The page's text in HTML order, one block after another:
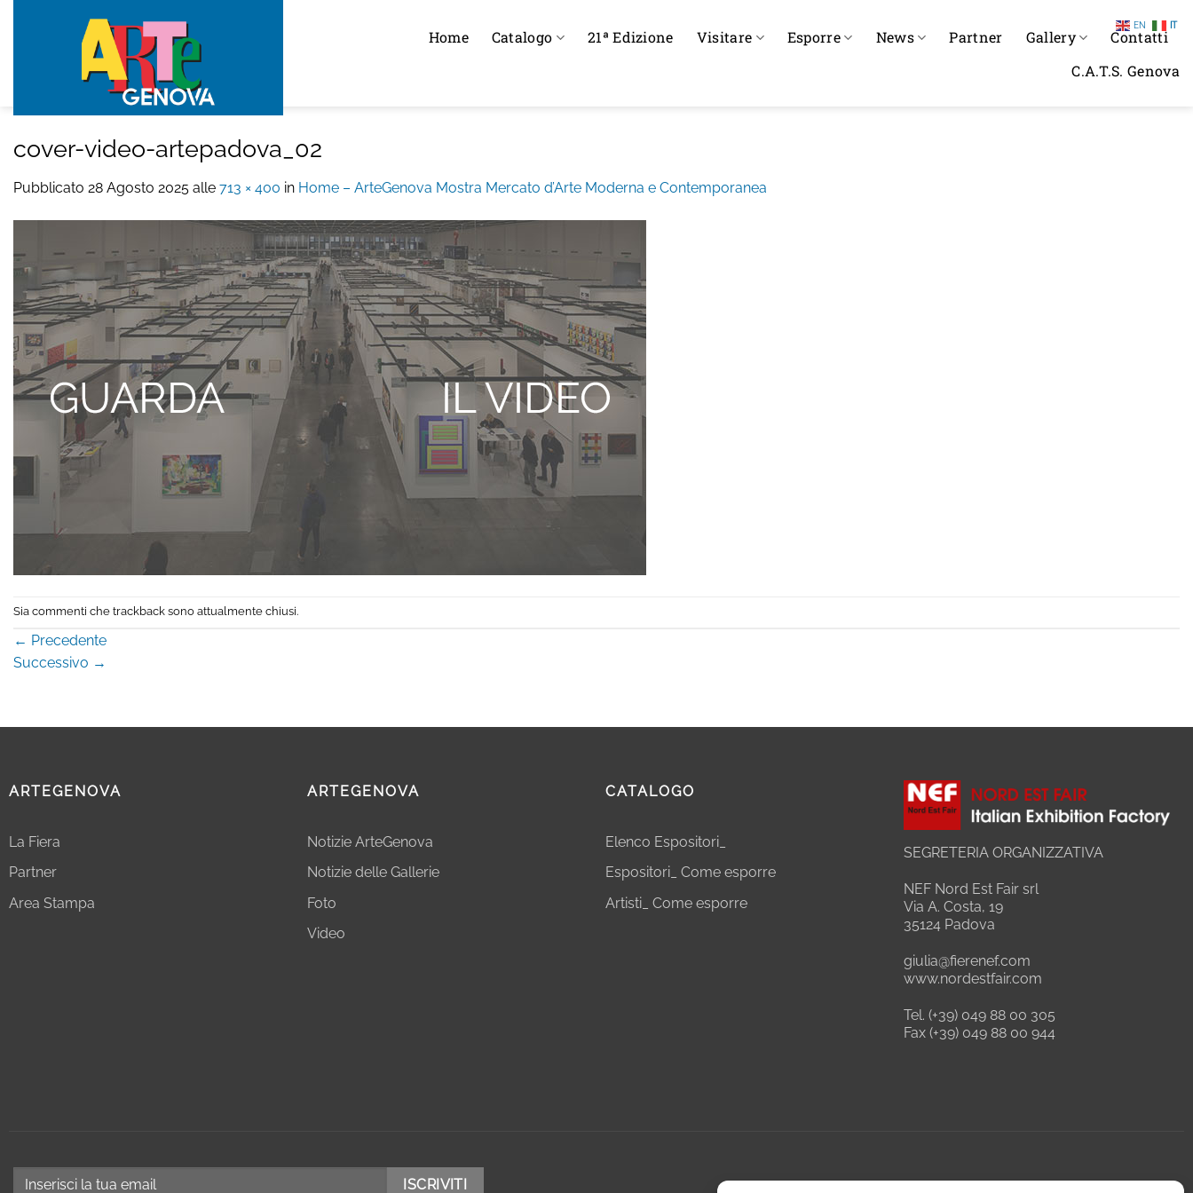
Home Catalogo 21ª Edizione Visitare Esporre News Partner Gallery
Contatti
C.A.T.S. Genova
cover-video-artepadova_02
Pubblicato 28 Agosto 2025 alle 713 × 400 in Home – ArteGenova Mostra Mercato d’Arte Moderna e Contemporanea
Sia commenti che trackback sono attualmente chiusi.
← Precedente
Successivo →
ARTEGENOVA
La Fiera
Partner
Area Stampa
ARTEGENOVA
Notizie ArteGenova
Notizie delle Gallerie
Foto
Video
CATALOGO
Elenco Espositori_
Espositori_ Come esporre
Artisti_ Come esporre
SEGRETERIA ORGANIZZATIVA
NEF Nord Est Fair srl
Via A. Costa, 19
35124 Padova
giulia@fierenef.com
www.nordestfair.com
Tel. (+39) 049 88 00 305
Fax (+39) 049 88 00 944
EN IT